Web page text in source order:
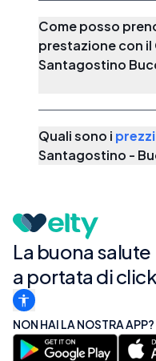
Comeposso
prestazionecon il
Santagostino
Quali sono i prezzi
Santagostino -
La buona salute
a portata di
NON HAI LA NOSTRA